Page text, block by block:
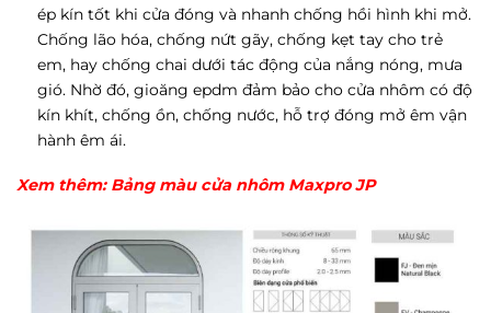
ép kín tốt khi cửa đóng và nhanh chống hồi hình khi mở.
Chống lão hóa, chống nứt gãy, chống kẹt tay cho trẻ
em, hay chống chai dưới tác động của nắng nóng, mưa
gió. Nhờ đó, gioăng epdm đảm bảo cho cửa nhôm có độ
kín khít, chống ồn, chống nước, hỗ trợ đóng mở êm vận
hành êm ái.
Xem thêm: Bảng màu cửa nhôm Maxpro JP